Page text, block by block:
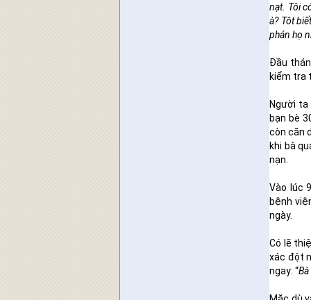
nạt. Tôi
à? Tôt
phán họ
Đầu
kiểm tra
Người
bạn bè
còn căn
khi bà
nạn.
Vào lúc
bệnh
ngày.
Có lẽ
xác đột
ngay: “